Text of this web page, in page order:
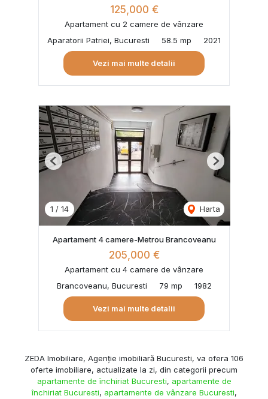
125,000 €
Apartament cu 2 camere de vânzare
Aparatorii Patriei, Bucuresti
58.5 mp 2021
Vezi mai multe detalii
1 / 14 Harta
Previous Next
Apartament 4 camere-Metrou Brancoveanu
205,000 €
Apartament cu 4 camere de vânzare
Brancoveanu, Bucuresti
79 mp 1982
Vezi mai multe detalii
ZEDA Imobiliare, Agenție imobiliară Bucuresti, va ofera 106
oferte imobiliare, actualizate la zi, din categorii precum
apartamente de închiriat Bucuresti, apartamente de
închiriat Bucuresti, apartamente de vânzare Bucuresti,